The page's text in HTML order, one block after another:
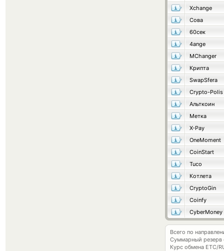
Xchange
Сова
60сек
4ange
MChanger
Крипта
SwapSfera
Crypto-Polis
Альткоин
Метка
X-Pay
OneMoment
CoinStart
Tuco
Котлета
CryptoGin
Coinfy
CyberMoney
Всего по
Суммарный резерв
Курс обмена ETC/